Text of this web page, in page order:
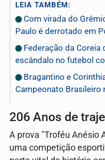
LEIA TAMBÉM:
Com virada do
Paulo é derrotado em
Federação da Coreia
escândalo no futebol
Bragantino e
Campeonato Brasileiro
206 Anos de
A prova "Troféu Anésio
uma competição